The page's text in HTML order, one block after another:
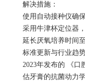
解决措施：
使用自动接种仪确
采用牛津杯定位器
延长厌氧培养时间
标准更新与行业趋
2023年发布的 《口
估牙膏的抗菌动力